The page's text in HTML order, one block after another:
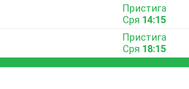
Пристига
Сря 14:15
Пристига
Сря 18:15